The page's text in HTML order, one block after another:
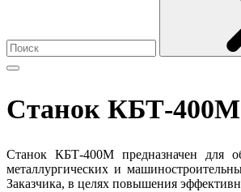
Станок КБТ-400М
Станок КБТ-400М предназначен для
металлургических и
Заказчика, в целях повышения